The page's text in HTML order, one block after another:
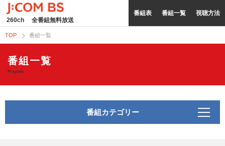
260ch 全番組無料放送
番組表 番組一覧 視聴方法
TOP 番組一覧
番組一覧
Program
番組カテゴリー